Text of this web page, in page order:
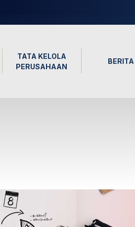
TATA KELOLA
PERUSAHAAN
BERITA